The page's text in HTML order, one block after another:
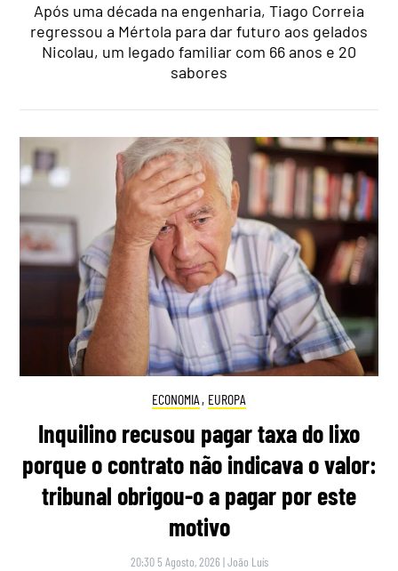
Após uma década na engenharia, Tiago Correia
regressou a Mértola para dar futuro aos gelados
Nicolau, um legado familiar com 66 anos e 20
sabores
ECONOMIA , EUROPA
Inquilino recusou pagar taxa do lixo
porque o contrato não indicava o valor:
tribunal obrigou-o a pagar por este
motivo
20:30 5 Agosto, 2026 |João Luís